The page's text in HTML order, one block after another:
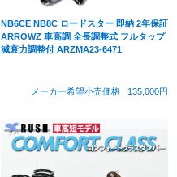
NB6CE NB8C ロードスター 即納 2年保証
ARROWZ 車高調 全長調整式 フルタップ
減衰力調整付 ARZMA23-6471
メーカー希望小売価格 135,000円